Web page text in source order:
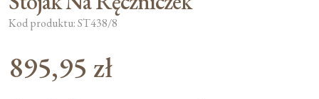
Kod produktu: ST438/8
895,95 zł